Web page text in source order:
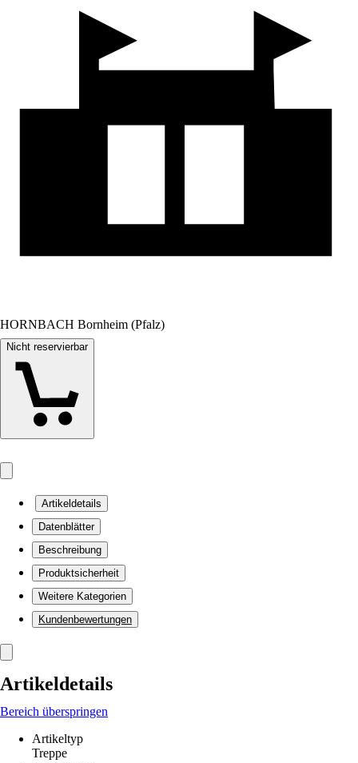
HORNBACH Bornheim (Pfalz)
Nicht reservierbar
Artikeldetails
Datenblätter
Beschreibung
Produktsicherheit
Weitere Kategorien
Kundenbewertungen
Artikeldetails
Bereich überspringen
Artikeltyp
Treppe